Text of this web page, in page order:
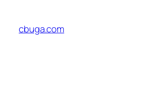
content
cbuga.com